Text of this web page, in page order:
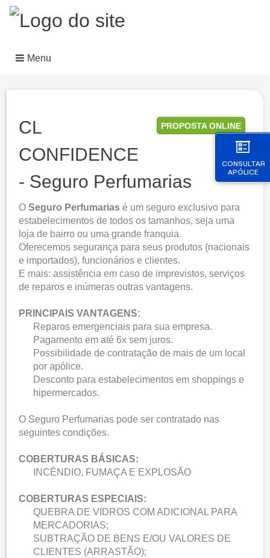
CONSULTAR
APÓLICE
Menu
PROPOSTA ONLINE
CL
CONFIDENCE
- Seguro Perfumarias
O Seguro Perfumariasé um seguro exclusivo para
estabelecimentos de todos os tamanhos, seja uma
loja de bairro ou uma grande franquia.
Oferecemos segurança para seus produtos (nacionais
e importados), funcionários e clientes.
E mais: assistência em caso de imprevistos, serviços
de reparos e inúmeras outras vantagens.
PRINCIPAIS VANTAGENS:
Reparos emergenciais para sua empresa.
Pagamento em até 6x sem juros.
Possibilidade de contratação de mais de um local
por apólice.
Desconto para estabelecimentos em shoppings e
hipermercados.
O Seguro Perfumarias pode ser contratado nas
seguintes condições.
COBERTURAS BÁSICAS:
INCÊNDIO, FUMAÇA E EXPLOSÃO
COBERTURAS ESPECIAIS:
QUEBRA DE VIDROS COM ADICIONAL PARA
MERCADORIAS;
SUBTRAÇÃO DE BENS E/OU VALORES DE
CLIENTES (ARRASTÃO);